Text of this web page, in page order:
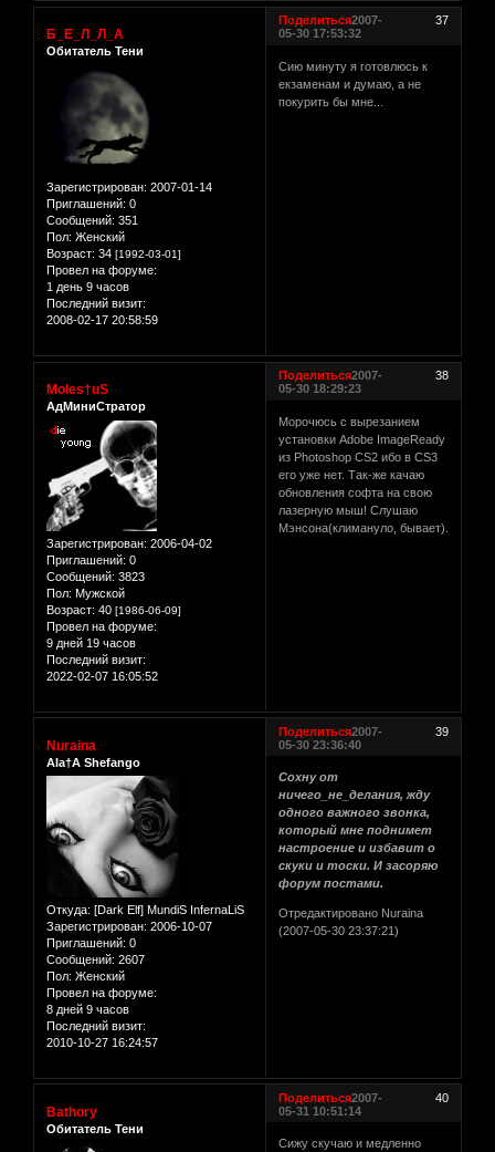
Поделиться 37
2007-
05-30 17:53:32
Б_Е_Л_Л_А
Обитатель Тени
Зарегистрирован: 2007-01-14
Приглашений: 0
Сообщений: 351
Пол: Женский
Возраст: 34 [1992-03-01]
Провел на форуме:
1 день 9 часов
Последний визит:
2008-02-17 20:58:59
Сию минуту я готовлюсь к
екзаменам и думаю, а не
покурить бы мне...
Поделиться 38
2007-
05-30 18:29:23
Moles†uS
АдМиниСтратор
Зарегистрирован: 2006-04-02
Приглашений: 0
Сообщений: 3823
Пол: Мужской
Возраст: 40 [1986-06-09]
Провел на форуме:
9 дней 19 часов
Последний визит:
2022-02-07 16:05:52
Морочюсь с вырезанием
установки Adobe ImageReady
из Photoshop CS2 ибо в CS3
его уже нет. Так-же качаю
обновления софта на свою
лазерную мыш! Слушаю
Мэнсона(климануло, бывает).
Поделиться 39
2007-
05-30 23:36:40
Nuraina
Ala†A Shefango
Откуда: [Dark Elf] MundiS InfernaLiS
Зарегистрирован: 2006-10-07
Приглашений: 0
Сообщений: 2607
Пол: Женский
Провел на форуме:
8 дней 9 часов
Последний визит:
2010-10-27 16:24:57
Сохну от
ничего_не_делания, жду
одного важного звонка,
который мне поднимет
настроение и избавит о
скуки и тоски. И засоряю
форум постами.
Отредактировано Nuraina
(2007-05-30 23:37:21)
Поделиться 40
2007-
05-31 10:51:14
Bathory
Обитатель Тени
Сижу скучаю и медленно